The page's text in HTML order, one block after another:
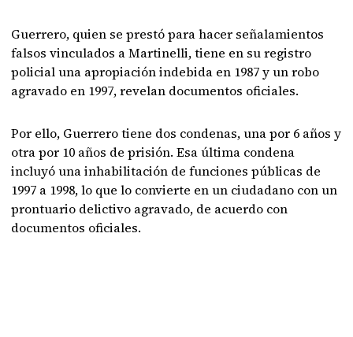
Guerrero, quien se prestó para hacer señalamientos
falsos vinculados a Martinelli, tiene en su registro
policial una apropiación indebida en 1987 y un robo
agravado en 1997, revelan documentos oficiales.
Por ello, Guerrero tiene dos condenas, una por 6 años y
otra por 10 años de prisión. Esa última condena
incluyó una inhabilitación de funciones públicas de
1997 a 1998, lo que lo convierte en un ciudadano con un
prontuario delictivo agravado, de acuerdo con
documentos oficiales.